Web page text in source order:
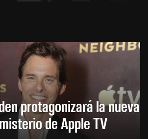
protagonizará la nueva
de Apple TV